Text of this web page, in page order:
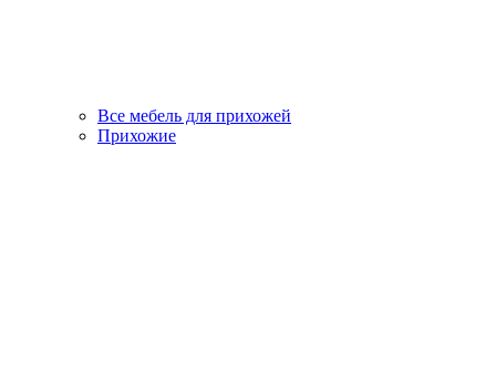
Все мебель для прихожей
Прихожие